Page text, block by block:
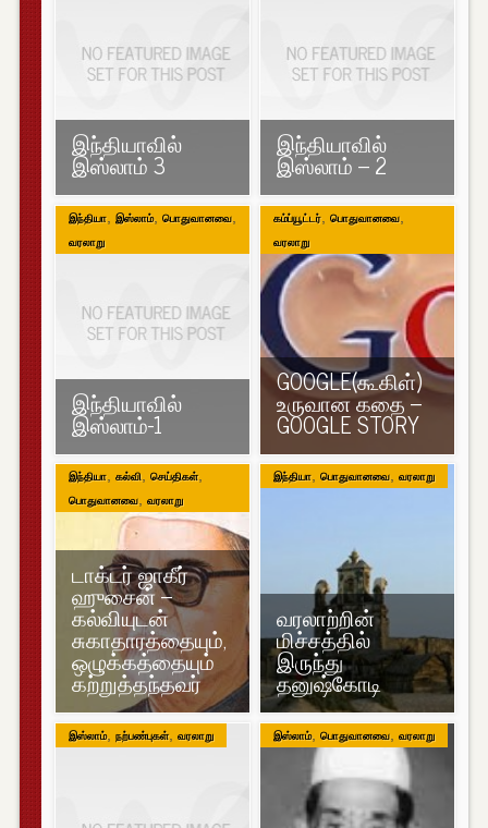
இந்தியாவில்
இஸ்லாம் 3
இந்தியாவில்
இஸ்லாம் – 2
இந்தியா, இஸ்லாம், பொதுவானவை,
வரலாறு
இந்தியாவில்
இஸ்லாம்-1
கம்ப்யூட்டர், பொதுவானவை,
வரலாறு
GOOGLE(கூகிள்)
உருவான கதை –
GOOGLE STORY
இந்தியா, கல்வி, செய்திகள்,
பொதுவானவை, வரலாறு
டாக்டர் ஜாகீர்
ஹுசைன் –
கல்வியுடன்
சுகாதாரத்தையும்,
ஒழுக்கத்தையும்
கற்றுத்தந்தவர்
இந்தியா, பொதுவானவை, வரலாறு
வரலாற்றின்
மிச்சத்தில்
இருந்து
தனுஷ்கோடி
இஸ்லாம், நற்பண்புகள், வரலாறு இஸ்லாம், பொதுவானவை, வரலாறு